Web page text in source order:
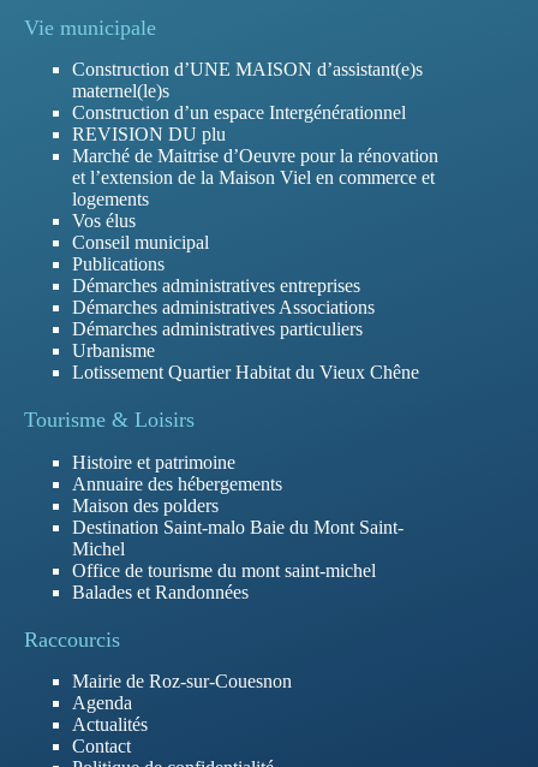
Vie municipale
Construction d’UNE MAISON d’assistant(e)s
maternel(le)s
Construction d’un espace Intergénérationnel
REVISION DU plu
Marché de Maitrise d’Oeuvre pour la rénovation
et l’extension de la Maison Viel en commerce et
logements
Vos élus
Conseil municipal
Publications
Démarches administratives entreprises
Démarches administratives Associations
Démarches administratives particuliers
Urbanisme
Lotissement Quartier Habitat du Vieux Chêne
Tourisme & Loisirs
Histoire et patrimoine
Annuaire des hébergements
Maison des polders
Destination Saint-malo Baie du Mont Saint-
Michel
Office de tourisme du mont saint-michel
Balades et Randonnées
Raccourcis
Mairie de Roz-sur-Couesnon
Agenda
Actualités
Contact